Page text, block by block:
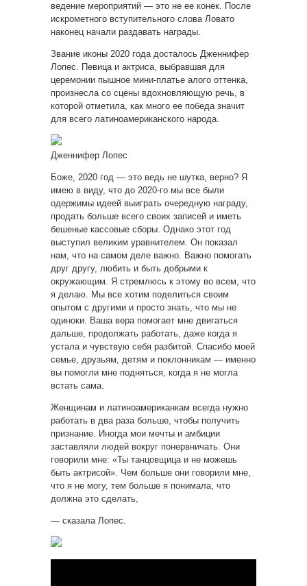
ведение мероприятий — это не ее конек. После
искрометного вступительного слова Ловато
наконец начали раздавать награды.
Звание иконы 2020 года досталось Дженнифер
Лопес. Певица и актриса, выбравшая для
церемонии пышное мини-платье алого оттенка,
произнесла со сцены вдохновляющую речь, в
которой отметила, как много ее победа значит
для всего латиноамериканского народа.
Дженнифер Лопес
Боже, 2020 год — это ведь не шутка, верно? Я
имею в виду, что до 2020-го мы все были
одержимы идеей выиграть очередную награду,
продать больше всего своих записей и иметь
бешеные кассовые сборы. Однако этот год
выступил великим уравнителем. Он показал
нам, что на самом деле важно. Важно помогать
друг другу, любить и быть добрыми к
окружающим. Я стремлюсь к этому во всем, что
я делаю. Мы все хотим поделиться своим
опытом с другими и просто знать, что мы не
одиноки. Ваша вера помогает мне двигаться
дальше, продолжать работать, даже когда я
устала и чувствую себя разбитой. Спасибо моей
семье, друзьям, детям и поклонникам — именно
вы помогли мне подняться, когда я не могла
встать сама.
Женщинам и латиноамериканкам всегда нужно
работать в два раза больше, чтобы получить
признание. Иногда мои мечты и амбиции
заставляли людей вокруг понервничать. Они
говорили мне: «Ты танцовщица и не можешь
быть актрисой». Чем больше они говорили мне,
что я не могу, тем больше я понимала, что
должна это сделать,
— сказала Лопес.